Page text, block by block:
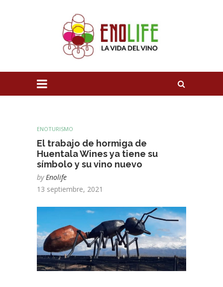
ENOTURISMO
El trabajo de hormiga de
Huentala Wines ya tiene su
símbolo y su vino nuevo
by Enolife
13 septiembre, 2021